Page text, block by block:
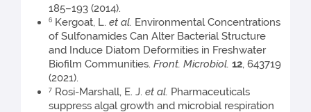
185–193 (2014).
6 Kergoat, L. et al. Environmental Concentrations
of Sulfonamides Can Alter Bacterial Structure
and Induce Diatom Deformities in Freshwater
Biofilm Communities. Front. Microbiol. 12, 643719
(2021).
7 Rosi-Marshall, E. J. et al. Pharmaceuticals
suppress algal growth and microbial respiration